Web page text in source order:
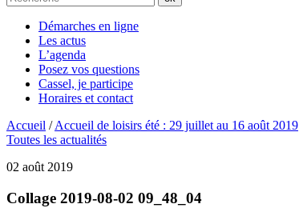
Démarches en ligne
Les actus
L’agenda
Posez vos questions
Cassel, je participe
Horaires et contact
Accueil /Accueil de loisirs été : 29 juillet au 16 août 2019
Toutes les actualités
02 août 2019
Collage 2019-08-02 09_48_04